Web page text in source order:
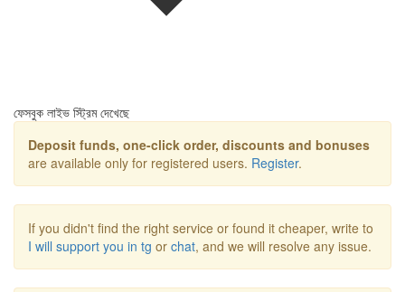
ফেসবুক লাইভ স্ট্রিম দেখেছে
Deposit funds, one-click order, discounts and bonuses
are available only for registered users. Register.
If you didn't find the right service or found it cheaper, write to
I will support you in tg or chat, and we will resolve any issue.